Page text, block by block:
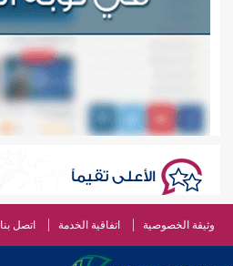
الأعلى تقيماً
وثيقة الخصوصية اتفاقية الخدمة اتصل بنا